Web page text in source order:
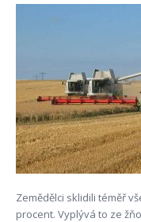
Zemědělci sklidili téměř
procent. Vyplývá to ze